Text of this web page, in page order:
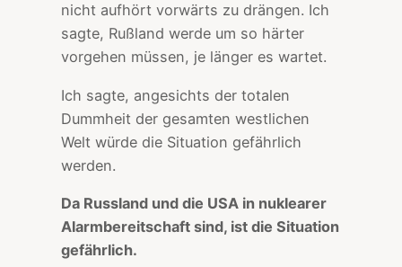
nicht aufhört vorwärts zu drängen. Ich
sagte, Rußland werde um so härter
vorgehen müssen, je länger es wartet.
Ich sagte, angesichts der totalen
Dummheit der gesamten westlichen
Welt würde die Situation gefährlich
werden.
Da Russland und die USA in nuklearer
Alarmbereitschaft sind, ist die Situation
gefährlich.